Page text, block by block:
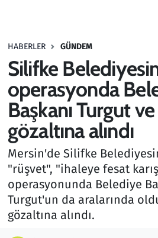
HABERLER GÜNDEM
Silifke
operasyonda
Başkanı Turgut
gözaltına alındı
Mersin'de Silifke
"rüşvet", "ihaleye fesat
operasyonunda Belediye
Turgut'un da aralarında
gözaltına alındı.
Haber
Kurumsal Haberler
Lezzet Durağı
Memur ve Kamu
Otomobil